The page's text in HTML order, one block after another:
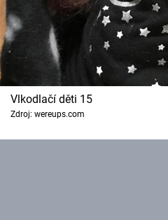
Vlkodlačí děti 15
Zdroj: wereups.com